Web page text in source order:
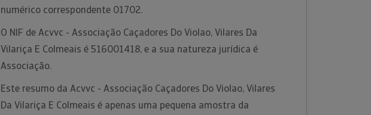
numérico correspondente 01702.
O NIF de Acvvc - Associação Caçadores Do Violao, Vilares Da
Vilariça E Colmeais é 516001418, e a sua natureza jurídica é
Associação.
Este resumo da Acvvc - Associação Caçadores Do Violao, Vilares
Da Vilariça E Colmeais é apenas uma pequena amostra da